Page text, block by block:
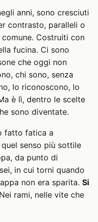
anni, sono cresciuti
contrasto, paralleli o
Costruiti con
fucina. Ci sono
che oggi non
chi sono, senza
lo riconoscono, lo
è lì, dentro le scelte
sono diventate.
fatto fatica a
senso più sottile
da punto di
in cui torni quando
non era sparita. Si
Nei rami, nelle vite che